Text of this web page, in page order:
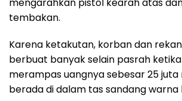
mengarahkan pistol kearah atas
tembakan.
Karena ketakutan, korban dan
berbuat banyak selain pasrah
merampas uangnya sebesar 25 juta
berada di dalam tas sandang warna